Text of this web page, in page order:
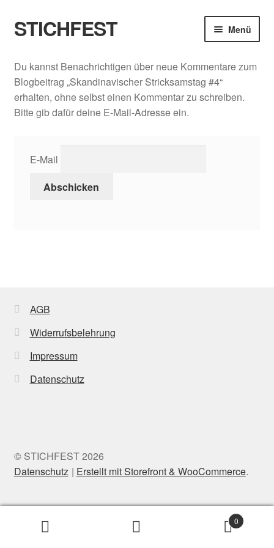
Zur
Navigation
Zum
Inhalt
STICHFEST Menü
Blog
About me
Du kannst Benachrichtigen über neue Kommentare zum
Blogbeitrag „Skandinavischer Stricksamstag #4“
erhalten, ohne selbst einen Kommentar zu schreiben.
Bitte gib dafür deine E-Mail-Adresse ein.
E-Mail
AGB
Widerrufsbelehrung
Impressum
Datenschutz
© STICHFEST 2026
Datenschutz
Erstellt mit Storefront & WooCommerce.
0